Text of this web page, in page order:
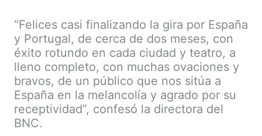
“Felices casi finalizando la gira por España
y Portugal, de cerca de dos meses, con
éxito rotundo en cada ciudad y teatro, a
lleno completo, con muchas ovaciones y
bravos, de un público que nos sitúa a
España en la melancolía y agrado por su
receptividad”, confesó la directora del
BNC.